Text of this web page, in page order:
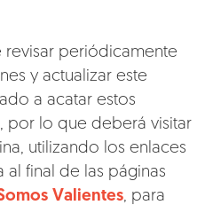
revisar periódicamente
y actualizar este
a acatar estos
por lo que deberá visitar
utilizando los enlaces
al final de las páginas
Valientes, para